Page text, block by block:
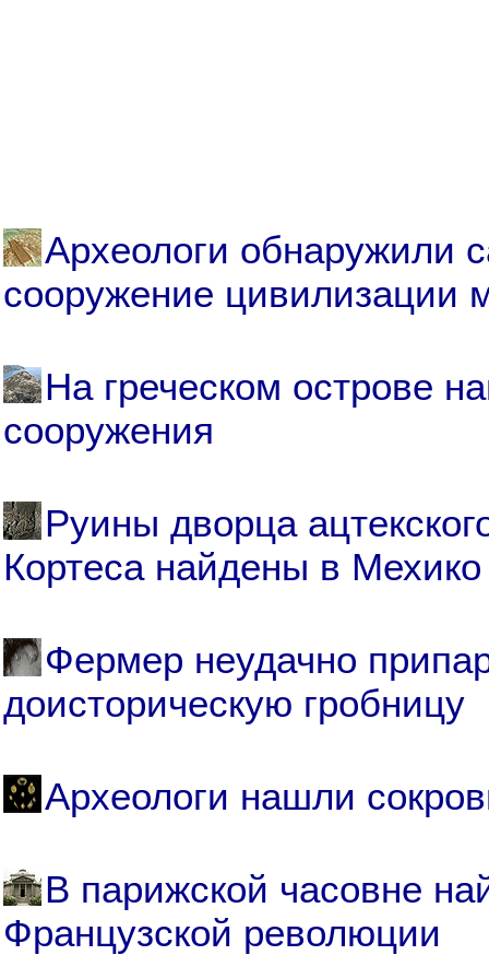
Археологи обнаружили
сооружение цивилизации
На греческом острове
сооружения
Руины дворца
Кортеса найдены в Мехико
Фермер неудачно
доисторическую гробницу
Археологи нашли
В парижской часовне
Французской революции